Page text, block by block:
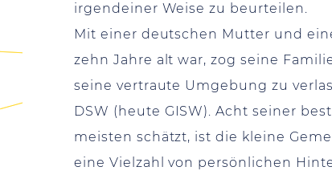
irgendeiner Weise zu beurteilen.
Mit einer deutschen Mutter und
zehn Jahre alt war, zog seine
seine vertraute Umgebung zu
DSW (heute GISW). Acht seiner
meisten schätzt, ist die kleine
eine Vielzahl von persönlichen